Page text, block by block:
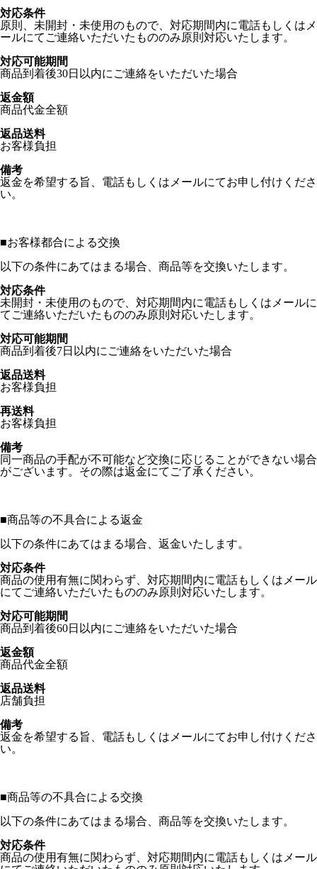
対応条件
原則、未開封・未使用のもので、対応期間内に電話もしくはメ
ールにてご連絡いただいたもののみ原則対応いたします。
対応可能期間
商品到着後30日以内にご連絡をいただいた場合
返金額
商品代金全額
返品送料
お客様負担
備考
返金を希望する旨、電話もしくはメールにてお申し付けくださ
い。
■お客様都合による交換
以下の条件にあてはまる場合、商品等を交換いたします。
対応条件
未開封・未使用のもので、対応期間内に電話もしくはメールに
てご連絡いただいたもののみ原則対応いたします。
対応可能期間
商品到着後7日以内にご連絡をいただいた場合
返品送料
お客様負担
再送料
お客様負担
備考
同一商品の手配が不可能など交換に応じることができない場合
がございます。その際は返金にてご了承ください。
■商品等の不具合による返金
以下の条件にあてはまる場合、返金いたします。
対応条件
商品の使用有無に関わらず、対応期間内に電話もしくはメール
にてご連絡いただいたもののみ原則対応いたします。
対応可能期間
商品到着後60日以内にご連絡をいただいた場合
返金額
商品代金全額
返品送料
店舗負担
備考
返金を希望する旨、電話もしくはメールにてお申し付けくださ
い。
■商品等の不具合による交換
以下の条件にあてはまる場合、商品等を交換いたします。
対応条件
商品の使用有無に関わらず、対応期間内に電話もしくはメール